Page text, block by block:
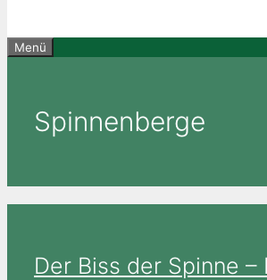
Menü
Spinnenberge
Der Biss der Spinne –